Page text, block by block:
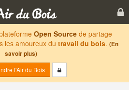
Open Sourcede partage
les amoureux du travail du bois. (En
savoir plus)
l'Air du Bois